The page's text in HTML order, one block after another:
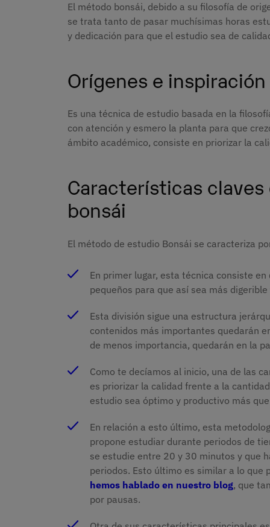
El método bonsái, debido a su filosofía de
se trata tanto de pasar muchísimas horas
y dedicación para que el estudio sea de
Orígenes e
Es una técnica de estudio basada en la
con atención y esmero la planta para que
ámbito académico, consiste en priorizar la
Características
bonsái
El método de estudio Bonsái se caracteriza
En primer lugar, esta técnica consiste
pequeños para que así sea más
Esta división sigue una estructura
contenidos más importantes quedarán
de menos importancia, quedarán en la
Como te decíamos al inicio, una de las
es priorizar la calidad frente a la
estudio sea óptimo y productivo más
En relación a esto último, esta
propone estudiar durante periodos de
se estudie entre 20 y 30 minutos y que
periodos. Esto último es similar a lo que
hemos hablado en nuestro blog, que
por pausas.